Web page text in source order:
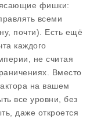
фишки:
всеми
почти). Есть ещё
каждого
не считая
Вместо
на вашем
все уровни, без
даже откроется